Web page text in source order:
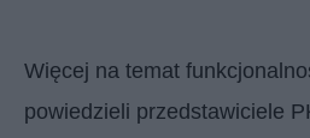
Więcej na temat
powiedzieli przedstawiciele